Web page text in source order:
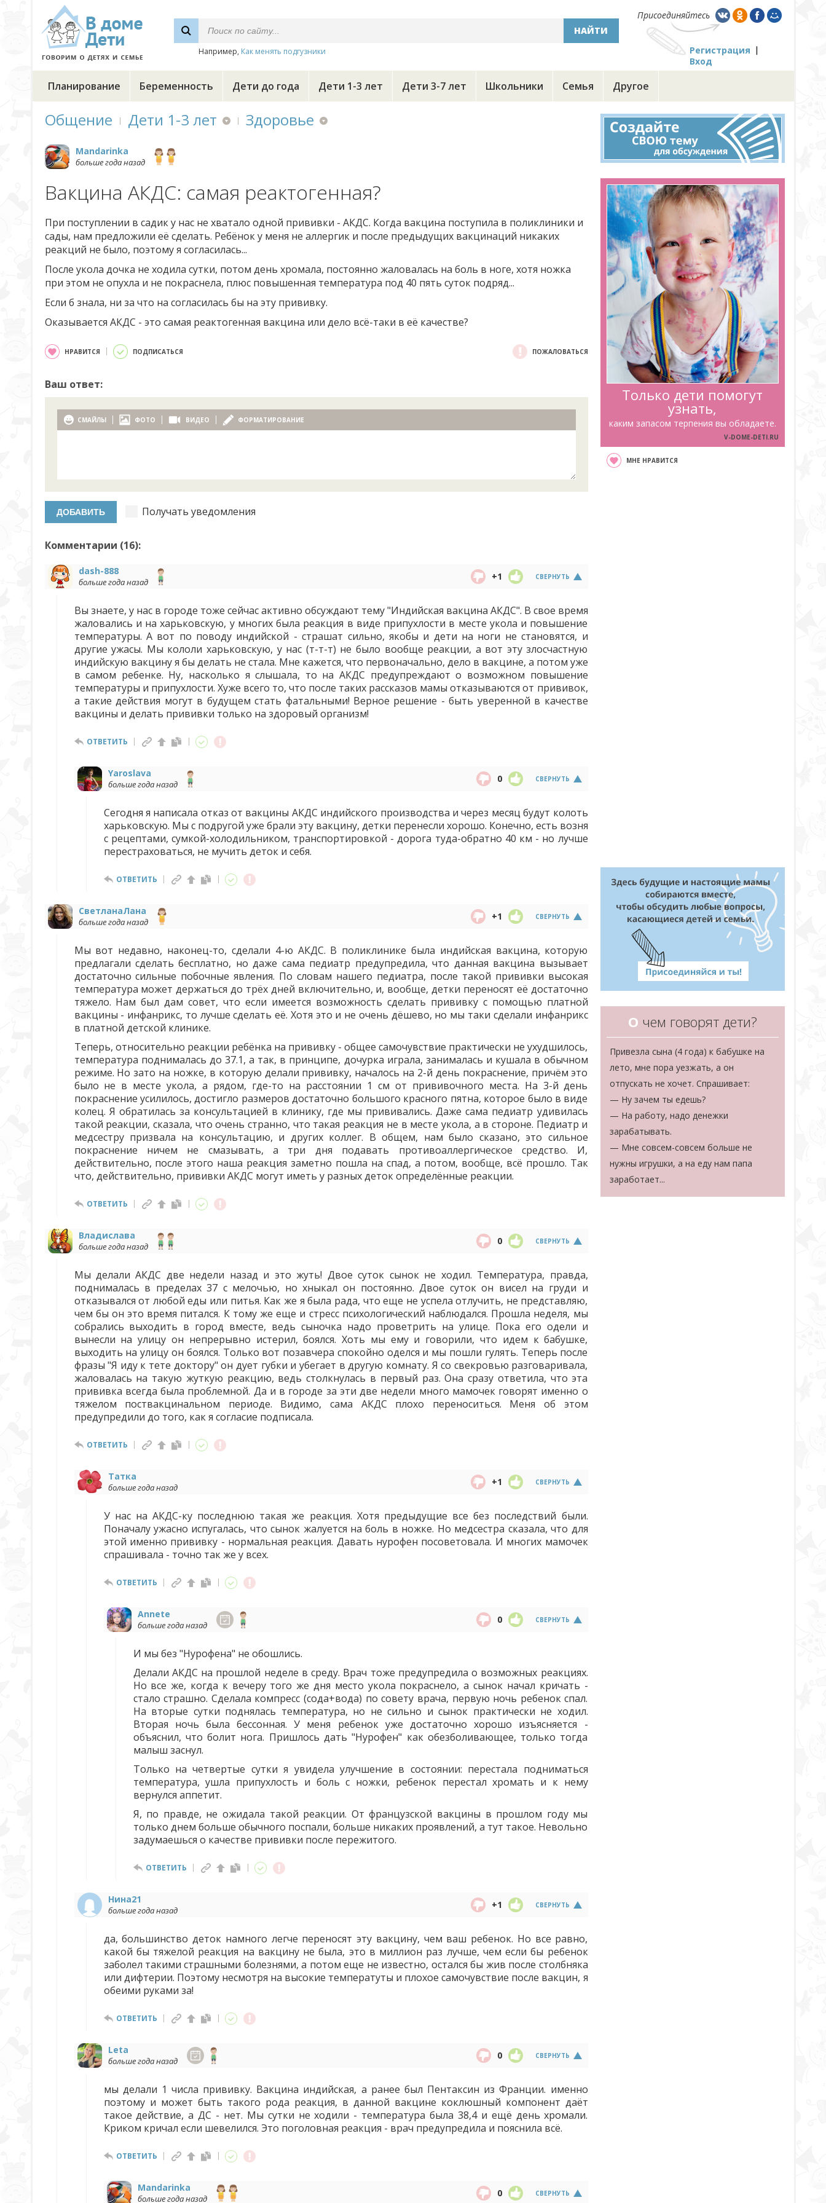
НАЙТИ
Например, Как менять подгузники
Присоединяйтесь
Регистрация
Вход
Планирование Беременность Дети до года Дети 1-3 лет Дети 3-7 лет Школьники Семья Другое
Общение Дети 1-3 лет Здоровье
Mandarinka
больше года назад
Вакцина АКДС: самая реактогенная?
При поступлении в садик у нас не хватало одной прививки - АКДС. Когда вакцина поступила в поликлиники и
сады, нам предложили её сделать. Ребёнок у меня не аллергик и после предыдущих вакцинаций никаких
реакций не было, поэтому я согласилась...
После укола дочка не ходила сутки, потом день хромала, постоянно жаловалась на боль в ноге, хотя ножка
при этом не опухла и не покраснела, плюс повышенная температура под 40 пять суток подряд...
Если б знала, ни за что на согласилась бы на эту прививку.
Оказывается АКДС - это самая реактогенная вакцина или дело всё-таки в её качестве?
НРАВИТСЯ ПОДПИСАТЬСЯ ПОЖАЛОВАТЬСЯ
Ваш ответ:
СМАЙЛЫ ФОТО ВИДЕО ФОРМАТИРОВАНИЕ
Получать уведомления
Комментарии (16):
dash-888
больше года назад СВЕРНУТЬ
+1
Вы знаете, у нас в городе тоже сейчас активно обсуждают тему "Индийская вакцина АКДС". В свое время
жаловались и на харьковскую, у многих была реакция в виде припухлости в месте укола и повышение
температуры. А вот по поводу индийской - страшат сильно, якобы и дети на ноги не становятся, и
другие ужасы. Мы кололи харьковскую, у нас (т-т-т) не было вообще реакции, а вот эту злосчастную
индийскую вакцину я бы делать не стала. Мне кажется, что первоначально, дело в вакцине, а потом уже
в самом ребенке. Ну, насколько я слышала, то на АКДС предупреждают о возможном повышение
температуры и припухлости. Хуже всего то, что после таких рассказов мамы отказываются от прививок,
а такие действия могут в будущем стать фатальными! Верное решение - быть уверенной в качестве
вакцины и делать прививки только на здоровый организм!
ОТВЕТИТЬ
Yaroslava
больше года назад СВЕРНУТЬ
0
Сегодня я написала отказ от вакцины АКДС индийского производства и через месяц будут колоть
харьковскую. Мы с подругой уже брали эту вакцину, детки перенесли хорошо. Конечно, есть возня
с рецептами, сумкой-холодильником, транспортировкой - дорога туда-обратно 40 км - но лучше
перестраховаться, не мучить деток и себя.
ОТВЕТИТЬ
СветланаЛана
больше года назад СВЕРНУТЬ
+1
Мы вот недавно, наконец-то, сделали 4-ю АКДС. В поликлинике была индийская вакцина, которую
предлагали сделать бесплатно, но даже сама педиатр предупредила, что данная вакцина вызывает
достаточно сильные побочные явления. По словам нашего педиатра, после такой прививки высокая
температура может держаться до трёх дней включительно, и, вообще, детки переносят её достаточно
тяжело. Нам был дам совет, что если имеется возможность сделать прививку с помощью платной
вакцины - инфанрикс, то лучше сделать её. Хотя это и не очень дёшево, но мы таки сделали инфанрикс
в платной детской клинике.
Теперь, относительно реакции ребёнка на прививку - общее самочувствие практически не ухудшилось,
температура поднималась до 37.1, а так, в принципе, дочурка играла, занималась и кушала в обычном
режиме. Но зато на ножке, в которую делали прививку, началось на 2-й день покраснение, причём это
было не в месте укола, а рядом, где-то на расстоянии 1 см от прививочного места. На 3-й день
покраснение усилилось, достигло размеров достаточно большого красного пятна, которое было в виде
колец. Я обратилась за консультацией в клинику, где мы прививались. Даже сама педиатр удивилась
такой реакции, сказала, что очень странно, что такая реакция не в месте укола, а в стороне. Педиатр и
медсестру призвала на консультацию, и других коллег. В общем, нам было сказано, это сильное
покраснение ничем не смазывать, а три дня подавать противоаллергическое средство. И,
действительно, после этого наша реакция заметно пошла на спад, а потом, вообще, всё прошло. Так
что, действительно, прививки АКДС могут иметь у разных деток определённые реакции.
ОТВЕТИТЬ
Владислава
больше года назад СВЕРНУТЬ
0
Мы делали АКДС две недели назад и это жуть! Двое суток сынок не ходил. Температура, правда,
поднималась в пределах 37 с мелочью, но хныкал он постоянно. Двое суток он висел на груди и
отказывался от любой еды или питья. Как же я была рада, что еще не успела отлучить, не представляю,
чем бы он это время питался. К тому же еще и стресс психологический наблюдался. Прошла неделя, мы
собрались выходить в город вместе, ведь сыночка надо проветрить на улице. Пока его одели и
вынесли на улицу он непрерывно истерил, боялся. Хоть мы ему и говорили, что идем к бабушке,
выходить на улицу он боялся. Только вот позавчера спокойно оделся и мы пошли гулять. Теперь после
фразы "Я иду к тете доктору" он дует губки и убегает в другую комнату. Я со свекровью разговаривала,
жаловалась на такую жуткую реакцию, ведь столкнулась в первый раз. Она сразу ответила, что эта
прививка всегда была проблемной. Да и в городе за эти две недели много мамочек говорят именно о
тяжелом поствакцинальном периоде. Видимо, сама АКДС плохо переноситься. Меня об этом
предупредили до того, как я согласие подписала.
ОТВЕТИТЬ
Татка
больше года назад СВЕРНУТЬ
+1
У нас на АКДС-ку последнюю такая же реакция. Хотя предыдущие все без последствий были.
Поначалу ужасно испугалась, что сынок жалуется на боль в ножке. Но медсестра сказала, что для
этой именно прививку - нормальная реакция. Давать нурофен посоветовала. И многих мамочек
спрашивала - точно так же у всех.
ОТВЕТИТЬ
Annete
больше года назад СВЕРНУТЬ
0
И мы без "Нурофена" не обошлись.
Делали АКДС на прошлой неделе в среду. Врач тоже предупредила о возможных реакциях.
Но все же, когда к вечеру того же дня место укола покраснело, а сынок начал кричать -
стало страшно. Сделала компресс (сода+вода) по совету врача, первую ночь ребенок спал.
На вторые сутки поднялась температура, но не сильно и сынок практически не ходил.
Вторая ночь была бессонная. У меня ребенок уже достаточно хорошо изъясняется -
объяснил, что болит нога. Пришлось дать "Нурофен" как обезболивающее, только тогда
малыш заснул.
Только на четвертые сутки я увидела улучшение в состоянии: перестала подниматься
температура, ушла припухлость и боль с ножки, ребенок перестал хромать и к нему
вернулся аппетит.
Я, по правде, не ожидала такой реакции. От французской вакцины в прошлом году мы
только днем больше обычного поспали, больше никаких проявлений, а тут такое. Невольно
задумаешься о качестве прививки после пережитого.
ОТВЕТИТЬ
Нина21
больше года назад СВЕРНУТЬ
+1
да, большинство деток намного легче переносят эту вакцину, чем ваш ребенок. Но все равно,
какой бы тяжелой реакция на вакцину не была, это в миллион раз лучше, чем если бы ребенок
заболел такими страшными болезнями, а потом еще не известно, остался бы жив после столбняка
или дифтерии. Поэтому несмотря на высокие температуты и плохое самочувствие после вакцин, я
обеими руками за!
ОТВЕТИТЬ
Leta
больше года назад СВЕРНУТЬ
0
мы делали 1 числа прививку. Вакцина индийская, а ранее был Пентаксин из Франции. именно
поэтому и может быть такого рода реакция, в данной вакцине коклюшный компонент даёт
такое действие, а ДС - нет. Мы сутки не ходили - температура была 38,4 и ещё день хромали.
Криком кричал если шевелился. Это поголовная реакция - врач предупредила и пояснила всё.
ОТВЕТИТЬ
Mandarinka
больше года назад СВЕРНУТЬ
0
Только дети помогут
узнать,
каким запасом терпения вы обладаете.
V-DOME-DETI.RU
МНЕ НРАВИТСЯ
О чем говорят дети?
Привезла сына (4 года) к бабушке на
лето, мне пора уезжать, а он
отпускать не хочет. Спрашивает:
— Ну зачем ты едешь?
— На работу, надо денежки
зарабатывать.
— Мне совсем-совсем больше не
нужны игрушки, а на еду нам папа
заработает...